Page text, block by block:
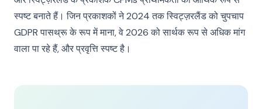
स्पष्ट बनाते हैं। जिन प्रकाशकों ने 2024 तक स्विट्ज़रलैंड को चुपचाप
GDPR पासथ्रू के रूप में माना, वे 2026 को सार्थक रूप से अधिक मांग
वाला पा रहे हैं, और प्रवृत्ति स्पष्ट है।